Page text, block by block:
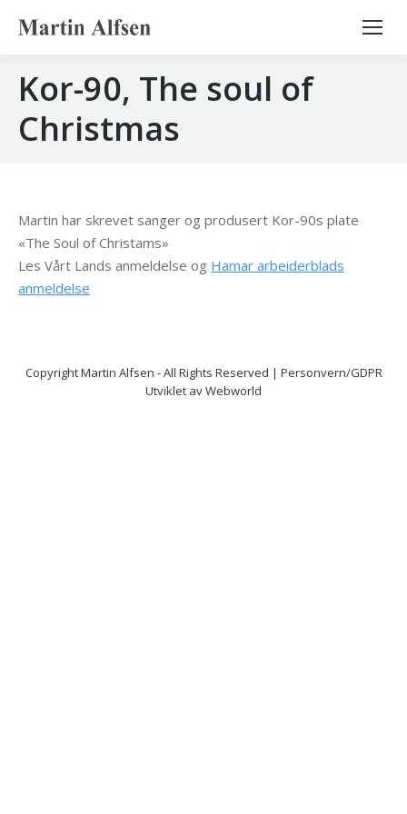
Search:
Kor-90, The soul of
Christmas
Martin har skrevet sanger og produsert Kor-90s plate
«The Soul of Christams»
Les Vårt Lands anmeldelse og Hamar arbeiderblads
anmeldelse
CopyrightMartin Alfsen - All Rights Reserved | Personvern/GDPR
Utviklet avWebworld